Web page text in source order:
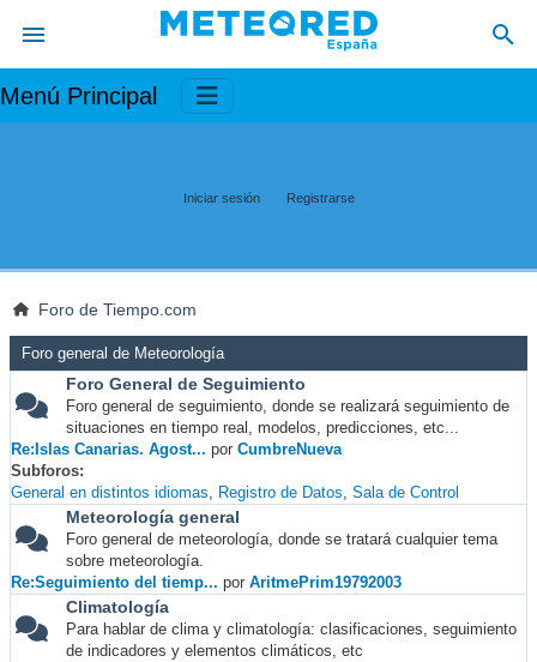
Menú Principal
Iniciar sesión Registrarse
Foro de Tiempo.com
Foro general de Meteorología
Foro General de Seguimiento
Foro general de seguimiento, donde se realizará seguimiento de
situaciones en tiempo real, modelos, predicciones, etc...
Re:Islas Canarias. Agost... por CumbreNueva
Subforos
General en distintos idiomas
Registro de Datos Sala de Control
Meteorología general
Foro general de meteorología, donde se tratará cualquier tema
sobre meteorología.
Re:Seguimiento del tiemp... por AritmePrim19792003
Climatología
Para hablar de clima y climatología: clasificaciones, seguimiento
de indicadores y elementos climáticos, etc